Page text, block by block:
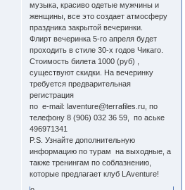
музыка, красиво одетые мужчины и
женщины, все это создает атмосферу
праздника закрытой вечеринки.
Флирт вечеринка 5-го апреля будет
проходить в стиле 30-х годов Чикаго.
Стоимость билета 1000 (руб) ,
существуют скидки. На вечеринку
требуется предварительная
регистрация
по e-mail: laventure@terrafiles.ru, по
телефону 8 (906) 032 36 59, по аське
496971341
P.S. Узнайте дополнительную
информацию по турам на выходные, а
также тренингам по соблазнению,
которые предлагает клуб LAventure!